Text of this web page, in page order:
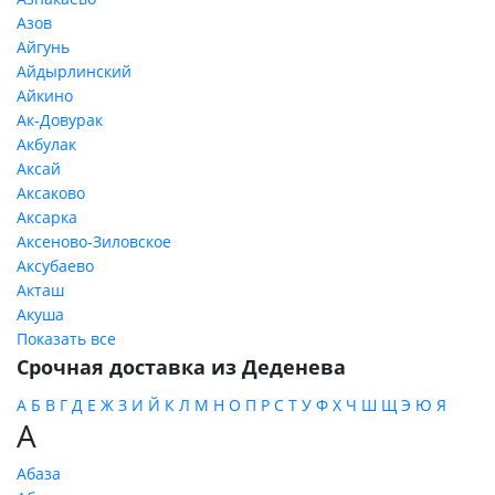
Азов
Айгунь
Айдырлинский
Айкино
Ак-Довурак
Акбулак
Аксай
Аксаково
Аксарка
Аксеново-Зиловское
Аксубаево
Акташ
Акуша
Показать все
Срочная доставка из Деденева
А Б В Г Д Е Ж З И Й К Л М Н О П Р С Т У Ф Х Ч Ш Щ Э Ю Я
А
Абаза